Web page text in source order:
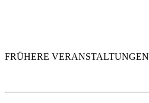
FRÜHERE VERANSTALTUNGEN